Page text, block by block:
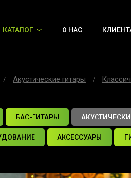
КАТАЛОГ О НАС
Акустические гитары
БАС-ГИТАРЫ
АКСЕССУАРЫ